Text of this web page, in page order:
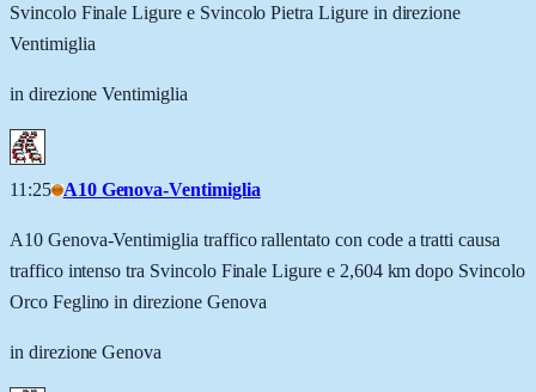
Svincolo Finale Ligure e Svincolo Pietra Ligure in direzione
Ventimiglia
in direzione Ventimiglia
11:25 A10 Genova-Ventimiglia
A10 Genova-Ventimiglia traffico rallentato con code a tratti causa
traffico intenso tra Svincolo Finale Ligure e 2,604 km dopo Svincolo
Orco Feglino in direzione Genova
in direzione Genova